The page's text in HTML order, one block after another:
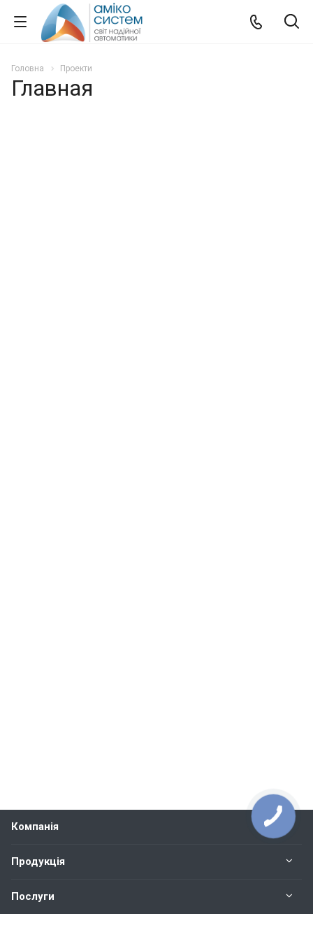
Головна Проекти
Главная
Компанія
Продукція
Послуги